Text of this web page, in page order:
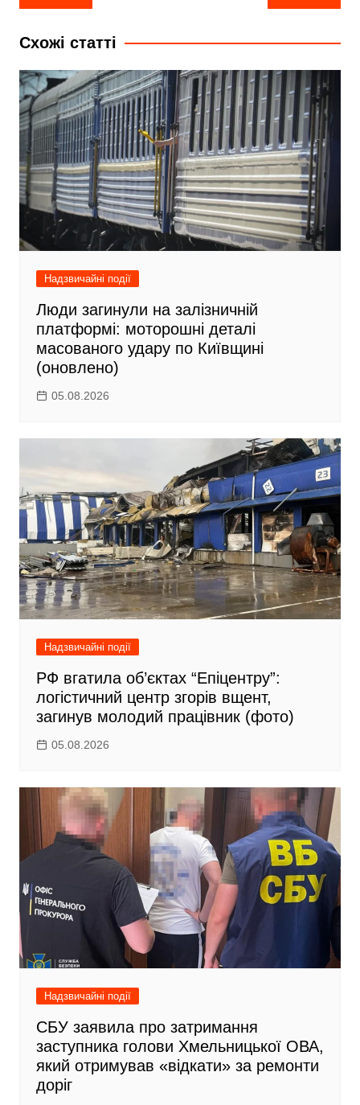
b
o
o
k
л
и
т
и
с
я
записів
Схожі статті
Надзвичайні події
Люди загинули на залізничній
платформі: моторошні деталі
масованого удару по Київщині
(оновлено)
05.08.2026
Надзвичайні події
РФ вгатила об’єктах “Епіцентру”:
логістичний центр згорів вщент,
загинув молодий працівник (фото)
05.08.2026
Надзвичайні події
CБУ заявила про затримання
заступника голови Хмельницької ОВА,
який отримував «відкати» за ремонти
доріг